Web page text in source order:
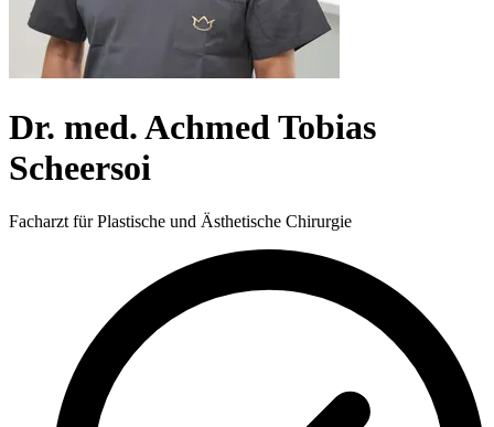
Dr. med. Achmed Tobias
Scheersoi
Facharzt für Plastische und Ästhetische Chirurgie